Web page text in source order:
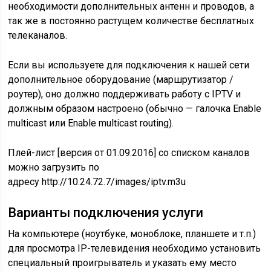
необходимости дополнительных антенн и проводов, а
так же в постоянно растущем количестве бесплатных
телеканалов.
Если вы используете для подключения к нашей сети
дополнительное оборудование (маршрутизатор /
роутер), оно должно поддерживать работу c IPTV и
должным образом настроено (обычно — галочка Enable
multicast или Enable multicast routing).
Плей-лист [версия от 01.09.2016] со списком каналов
можно загрузить по
адресу http://10.24.72.7/images/iptv.m3u
Варианты подключения услуги
На компьютере (ноутбуке, моноблоке, планшете и т.п.)
для просмотра IP-телевидения необходимо установить
специальный проигрыватель и указать ему место